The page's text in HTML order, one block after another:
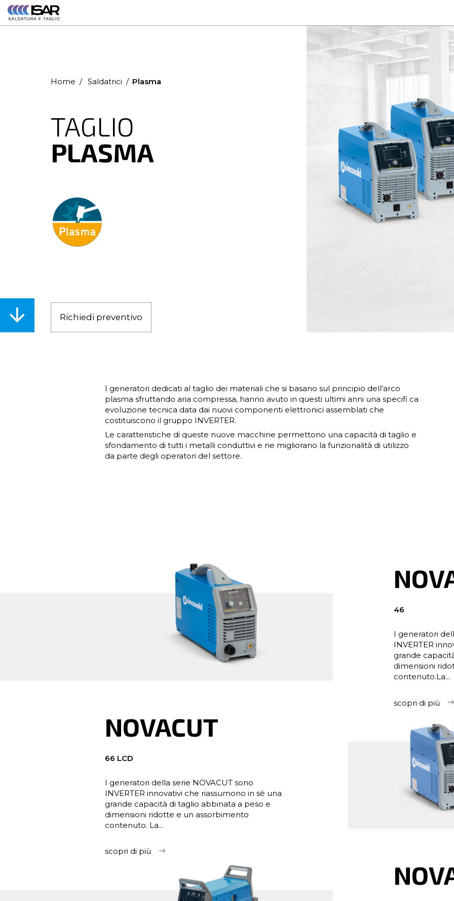
Acconsento al trattamento deidati
Home Saldatrici Plasma
TAGLIO
PLASMA
Richiedi preventivo
I generatori dedicati al taglio dei materiali che si basano sul principio dell’arco
plasma sfruttando aria compressa, hanno avuto in questi ultimi anni una specifi ca
evoluzione tecnica data dai nuovi componenti elettronici assemblati che
costituiscono il gruppo INVERTER.
Le caratteristiche di queste nuove macchine permettono una capacità di taglio e
sfondamento di tutti i metalli conduttivi e ne migliorano la funzionalità di utilizzo
da parte degli operatori del settore.
46
I generatori
INVERTER
grande
dimensioni
contenuto.La...
scopri di più
NOVACUT
66 LCD
I generatori della serie NOVACUT sono
INVERTER innovativi che riassumono in sè una
grande capacità di taglio abbinata a peso e
dimensioni ridotte e un assorbimento
contenuto. La...
scopri di più